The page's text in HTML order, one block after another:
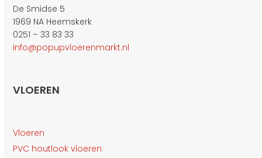
De Smidse 5
1969 NA Heemskerk
0251 – 33 83 33
info@popupvloerenmarkt.nl
VLOEREN
Vloeren
PVC houtlook vloeren